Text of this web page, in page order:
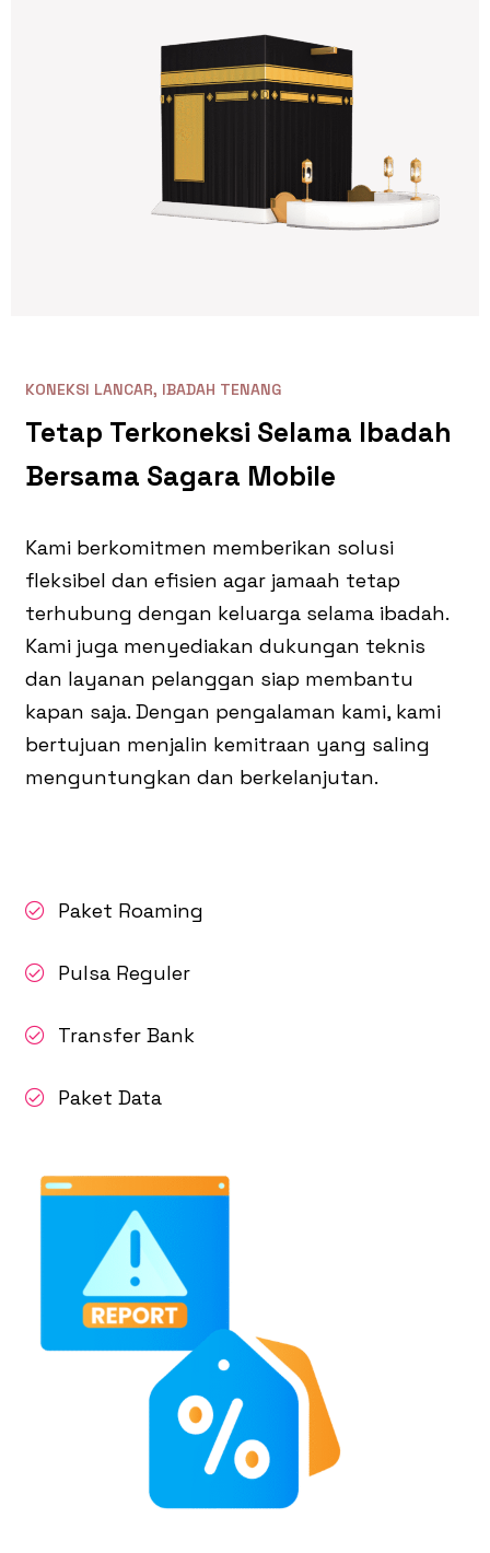
KONEKSI LANCAR, IBADAH TENANG
Tetap Terkoneksi Selama Ibadah
Bersama Sagara Mobile
Kami berkomitmen memberikan solusi
fleksibel dan efisien agar jamaah tetap
terhubung dengan keluarga selama ibadah.
Kami juga menyediakan dukungan teknis
dan layanan pelanggan siap membantu
kapan saja. Dengan pengalaman kami, kami
bertujuan menjalin kemitraan yang saling
menguntungkan dan berkelanjutan.
Paket Roaming
Pulsa Reguler
Transfer Bank
Paket Data